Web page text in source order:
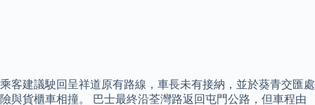
乘客建議駛回呈祥道原有路線，車長未有接納，並於葵青交匯處
險與貨櫃車相撞。 巴士最終沿荃灣路返回屯門公路，但車程由